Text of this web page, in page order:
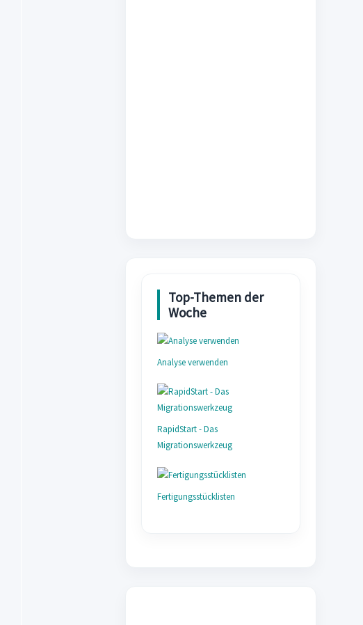
Analyse verwenden
RapidStart - Das
Migrationswerkzeug
Fertigungsstücklisten